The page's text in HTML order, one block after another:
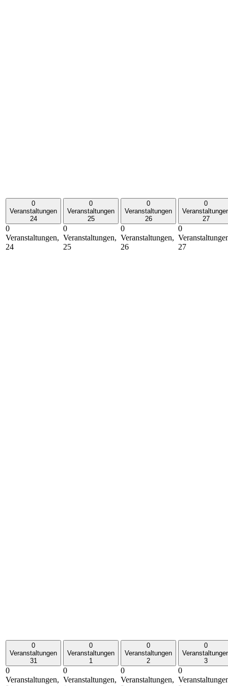
0
Veranstaltungen
24
0
Veranstaltungen,
24
0
Veranstaltungen
25
0
Veranstaltungen,
25
0
Veranstaltungen
26
0
Veranstaltungen,
26
0
27
0
27
0
Veranstaltungen
31
0
Veranstaltungen,
0
Veranstaltungen
1
0
Veranstaltungen,
0
Veranstaltungen
2
0
Veranstaltungen,
0
3
0